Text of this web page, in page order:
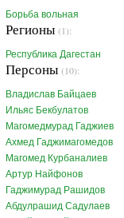
Борьба вольная
Регионы (1):
Республика Дагестан
Персоны (10):
Владислав Байцаев
Ильяс Бекбулатов
Магомедмурад Гаджиев
Ахмед Гаджимагомедов
Магомед Курбаналиев
Артур Найфонов
Гаджимурад Рашидов
Абдулрашид Садулаев